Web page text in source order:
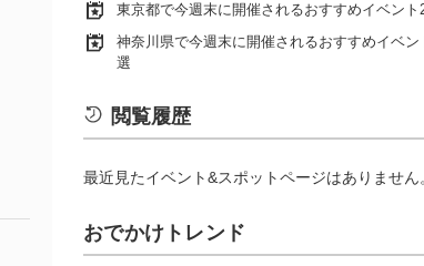
東京都で今週末に開催されるおすすめイベント
神奈川県で今週末に開催されるおすすめイベン
選
閲覧履歴
最近見たイベント&スポットページはありません
おでかけトレンド